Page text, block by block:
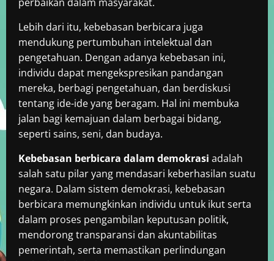
Lebih dari itu, kebebasan berbicara juga
mendukung pertumbuhan intelektual dan
pengetahuan. Dengan adanya kebebasan ini,
individu dapat mengekspresikan pandangan
mereka, berbagi pengetahuan, dan berdiskusi
tentang ide-ide yang beragam. Hal ini membuka
jalan bagi kemajuan dalam berbagai bidang,
seperti sains, seni, dan budaya.
Kebebasan berbicara dalam demokrasi adalah
salah satu pilar yang mendasari keberhasilan suatu
negara. Dalam sistem demokrasi, kebebasan
berbicara memungkinkan individu untuk ikut serta
dalam proses pengambilan keputusan politik,
mendorong transparansi dan akuntabilitas
pemerintah, serta memastikan perlindungan